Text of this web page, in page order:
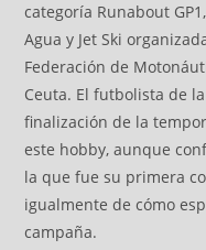
categoría Runabout
Agua y Jet Ski
Federación de
Ceuta. El futbolista de
finalización de la
este hobby, aunque
la que fue su primera
igualmente de cómo
campaña.